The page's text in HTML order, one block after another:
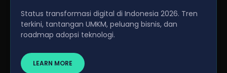
Status transformasi digital di Indonesia 2026. Tren
terkini, tantangan UMKM, peluang bisnis, dan
roadmap adopsi teknologi.
LEARN MORE